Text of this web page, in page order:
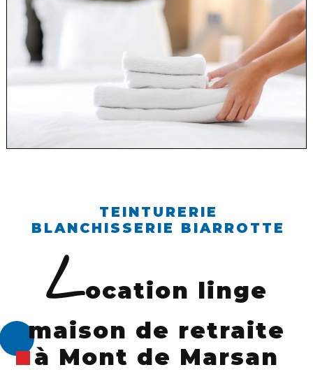
TEINTURERIE
BLANCHISSERIE BIARROTTE
location linge
maison de retraite
à Mont de Marsan